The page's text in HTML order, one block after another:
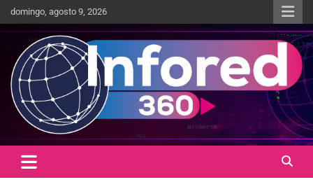
domingo, agosto 9, 2026
infored360.mx
Un giro en la información